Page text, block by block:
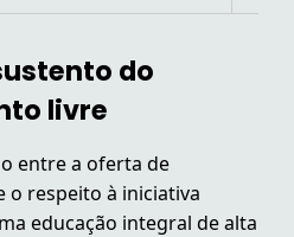
do
livre
entre a oferta de
o respeito à iniciativa
educação integral de alta